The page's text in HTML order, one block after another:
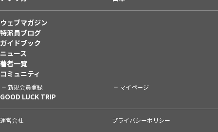
ウェブマガジン
特派員ブログ
ガイドブック
ニュース
著者一覧
コミュニティ
新規会員登録 マイページ
GOOD LUCK TRIP
運営会社
プライバシーポリシー